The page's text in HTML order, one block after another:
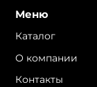
Меню
Каталог
О компании
Контакты